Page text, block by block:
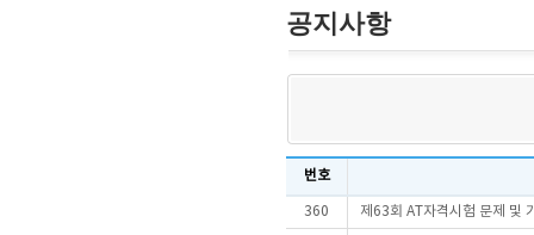
공지사항
번호
360 제63회 AT자격시험 문제 및